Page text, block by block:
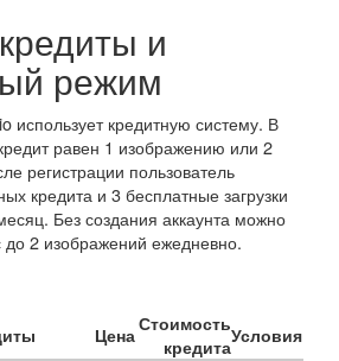
и
режим
использует кредитную систему. В
равен 1 изображению или 2
регистрации пользователь
кредита и 3 бесплатные загрузки
Без создания аккаунта можно
до 2 изображений ежедневно.
ЦенаСтоимость
кредитаУсловия